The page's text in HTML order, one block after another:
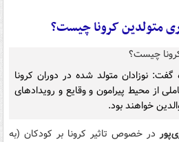
متولدین کرونا چیست؟
نوزادان متولد شده در دوران کرونا
از محیط پیرامون و وقایع و رویدادهای
خواهند بود.
در خصوص تاثیر کرونا بر کودکان (به